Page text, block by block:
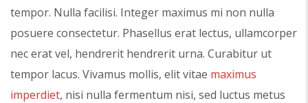
tempor. Nulla facilisi. Integer maximus mi non nulla
posuere consectetur. Phasellus erat lectus, ullamcorper
nec erat vel, hendrerit hendrerit urna. Curabitur ut
tempor lacus. Vivamus mollis, elit vitae maximus
imperdiet, nisi nulla fermentum nisi, sed luctus metus